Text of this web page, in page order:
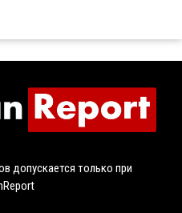
допускается только при